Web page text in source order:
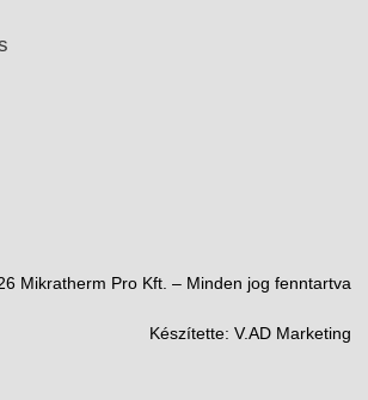
Mikratherm Pro Kft. – Minden jog fenntartva​
Készítette: V.AD Marketing